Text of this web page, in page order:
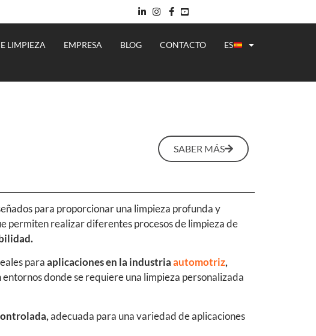
LIMPIEZA EMPRESA BLOG CONTACTO ES
SABER MÁS
para proporcionar una limpieza profunda y
permiten realizar diferentes procesos de limpieza de
paraaplicaciones en la industriaautomotriz,
donde se requiere una limpieza personalizada
adecuada para una variedad de aplicaciones